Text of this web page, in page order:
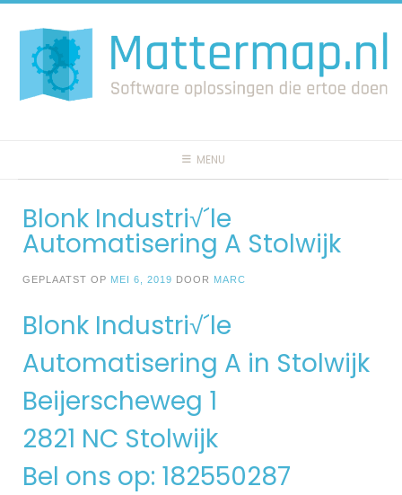
naar
inhoud
MENU
Blonk Industri√´le
Automatisering A Stolwijk
GEPLAATST OP MEI 6, 2019 DOOR MARC
Blonk Industri√´le
Automatisering A in Stolwijk
Beijerscheweg 1
2821 NC Stolwijk
Bel ons op: 182550287